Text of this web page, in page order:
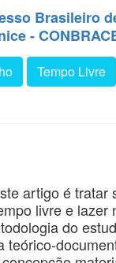
Brasileiro
-
Tempo Livre
artigo é tratar
livre e lazer
do
teórico-